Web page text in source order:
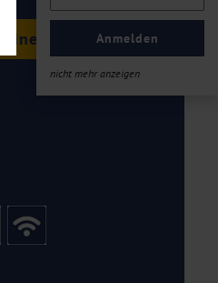
Anmelden
nicht mehr anzeigen
& Preise